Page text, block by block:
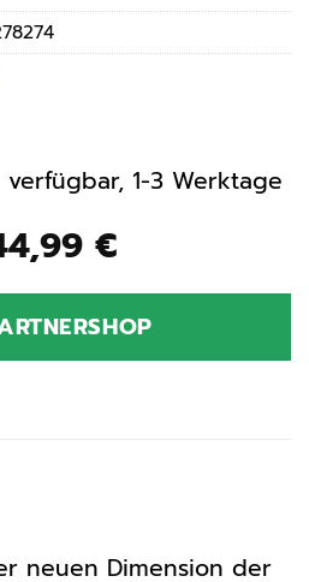
€
€Aktueller
ist:
544,99 €.
1-3 Werktage
neuen Dimension der